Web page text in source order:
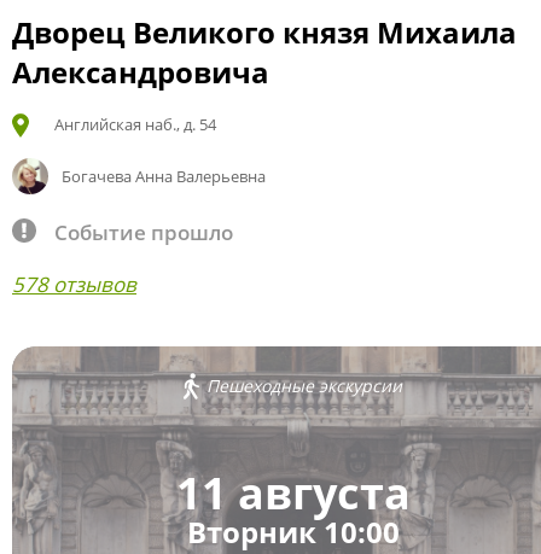
Дворец Великого князя Михаила
Александровича
Английская наб., д. 54
Богачева Анна Валерьевна
Событие прошло
578 отзывов
Пешеходные экскурсии
11 августа
Вторник 10:00